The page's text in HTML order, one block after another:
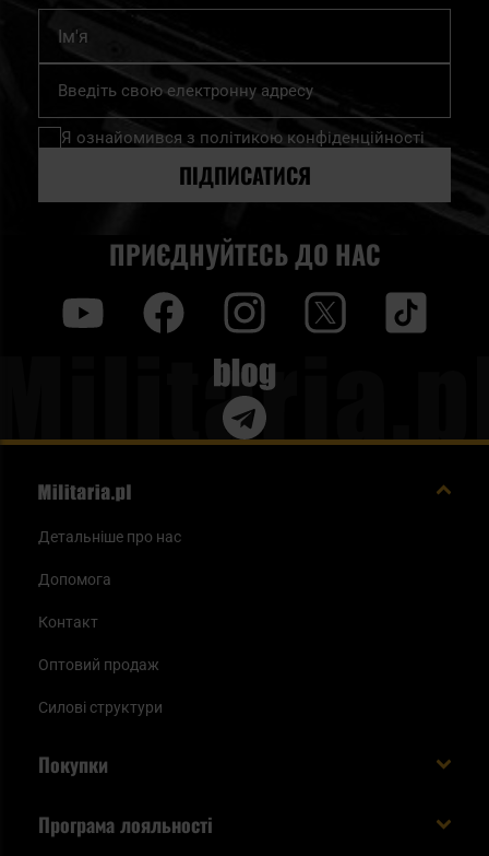
Підпишіться
нашу
розсилку
Я ознайомився з політикою конфіденційності
ПІДПИСАТИСЯ
ПРИЄДНУЙТЕСЬ ДО НАС
Blog
Детальніше про нас
Допомога
Контакт
Оптовий продаж
Силові структури
Покупки
Програма лояльності